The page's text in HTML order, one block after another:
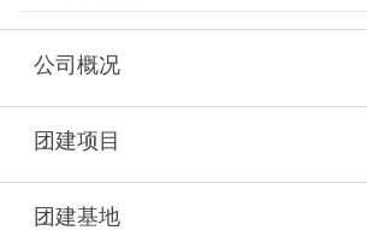
公司概况
团建项目
团建基地